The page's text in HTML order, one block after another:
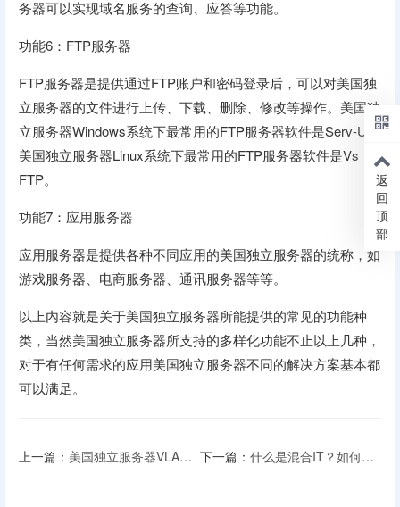
务器可以实现域名服务的查询、应答等功能。
功能6：FTP服务器
FTP服务器是提供通过FTP账户和密码登录后，可以对美国独
立服务器的文件进行上传、下载、删除、修改等操作。美国独
立服务器Windows系统下最常用的FTP服务器软件是Serv-U，
美国独立服务器Linux系统下最常用的FTP服务器软件是Vs
FTP。
功能7：应用服务器
应用服务器是提供各种不同应用的美国独立服务器的统称，如
游戏服务器、电商服务器、通讯服务器等等。
以上内容就是关于美国独立服务器所能提供的常见的功能种
类，当然美国独立服务器所支持的多样化功能不止以上几种，
对于有任何需求的应用美国独立服务器不同的解决方案基本都
可以满足。
上一篇： 美国独立服务器VLAN介绍 下一篇： 什么是混合IT？如何管理混合IT？
返
回
顶
部